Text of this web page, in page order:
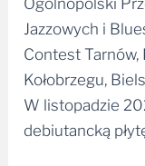
Ogólnopolski
Jazzowych i
Contest Tarnów,
Kołobrzegu,
W listopadzie
debiutancką